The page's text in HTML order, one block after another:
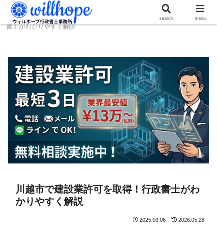
ホーム 建設コラム
川越市で建設業許可を取得！行政
書士がわかりやすく解説
川越市で建設業許可を取得！行政書士がわ
かりやすく解説
2025.03.06 2026.05.28
search menu